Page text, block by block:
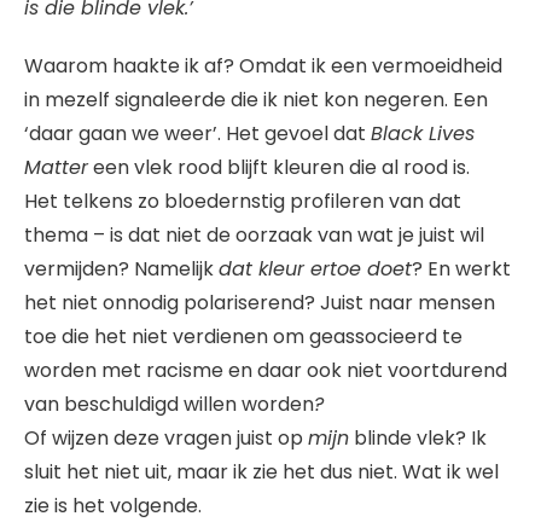
is die blinde vlek.’
Waarom haakte ik af? Omdat ik een vermoeidheid
in mezelf signaleerde die ik niet kon negeren. Een
‘daar gaan we weer’. Het gevoel dat Black Lives
Mattereen vlek rood blijft kleuren die al rood is.
Het telkens zo bloedernstig profileren van dat
thema – is dat niet de oorzaak van wat je juist wil
vermijden? Namelijkdat kleur ertoe doet? En werkt
het niet onnodig polariserend? Juist naar mensen
toe die het niet verdienen om geassocieerd te
worden met racisme en daar ook niet voortdurend
van beschuldigd willen worden?
Of wijzen deze vragen juist op mijn blinde vlek? Ik
sluit het niet uit, maar ik zie het dus niet. Wat ik wel
zie is het volgende.